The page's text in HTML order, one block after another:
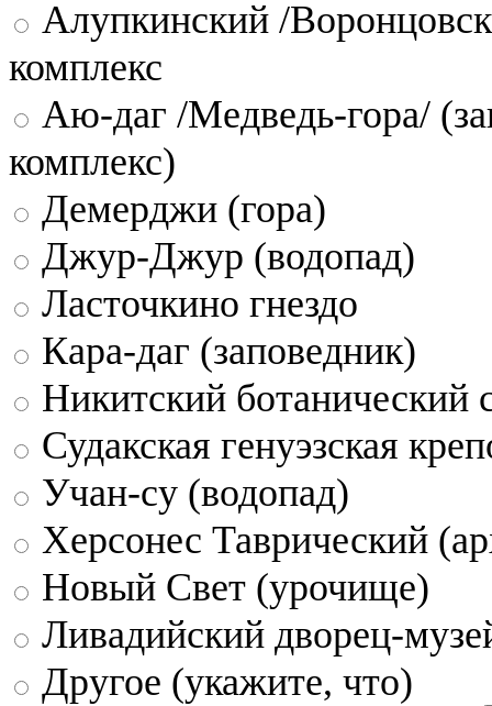
Алупкинский /
комплекс
Аю-даг /Медведь-гора/
комплекс)
Демерджи (гора)
Джур-Джур (водопад)
Ласточкино гнездо
Кара-даг (заповедник)
Никитский ботанический
Судакская генуэзская
Учан-су (водопад)
Херсонес Таврический
Новый Свет (урочище)
Ливадийский дворец-
Другое (укажите, что)